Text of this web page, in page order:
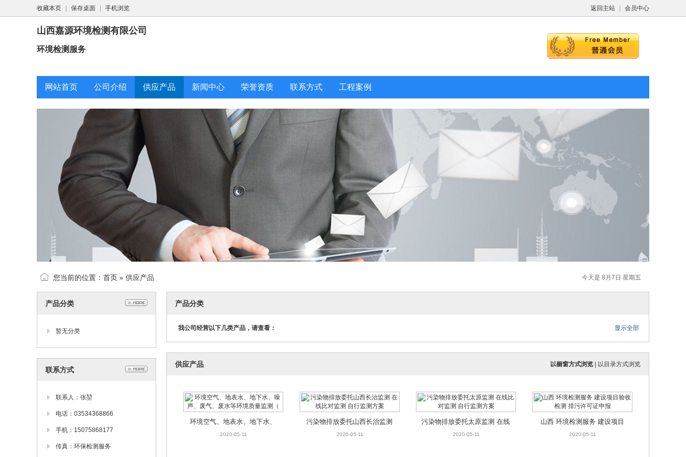
返回主站 会员中心
收藏本页 保存桌面 手机浏览
山西嘉源环境检测有限公司
环境检测服务
网站首页 公司介绍 供应产品 新闻中心 荣誉资质 联系方式 工程案例
今天是 8月7日 星期五
您当前的位置： 首页 » 供应产品
产品分类
暂无分类
联系方式
联系人：张堃
电话：03534368866
手机：15075868177
传真：环保检测服务
产品分类
显示全部
我公司经营以下几类产品，请查看：
以橱窗方式浏览 以目录方式浏览
供应产品
环境空气、地表水、地下水、
噪声、废气、废水等环境质量
2020-05-11
污染物排放委托山西长治监测
在线比对监测 自行监测方案
2020-05-11
污染物排放委托太原监测 在线
比对监测 自行监测方案
2020-05-11
山西 环境检测服务 建设项目
验收检测 排污许可证申报
2020-05-11